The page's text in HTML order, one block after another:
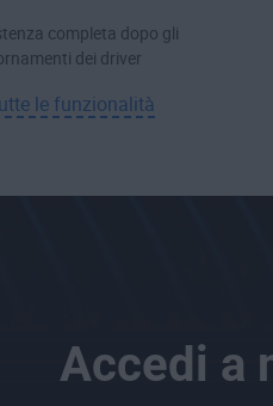
completa dopo gli
dei driver
le funzionalità
Accedi a